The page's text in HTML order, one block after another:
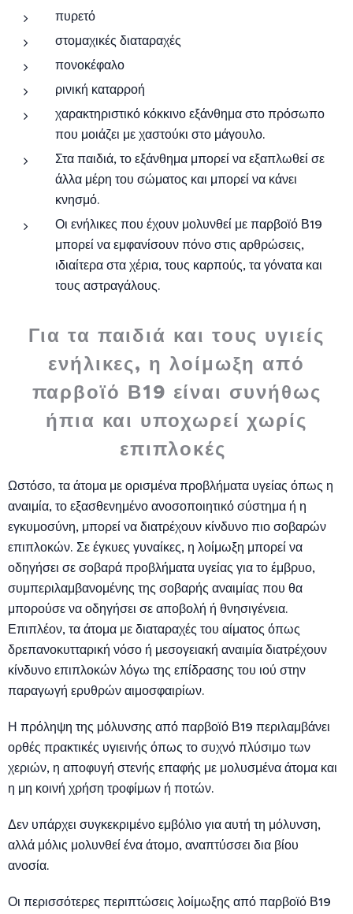
πυρετό
στομαχικές διαταραχές
πονοκέφαλο
ρινική καταρροή
χαρακτηριστικό κόκκινο εξάνθημα στο πρόσωπο
που μοιάζει με χαστούκι στο μάγουλο.
Στα παιδιά, το εξάνθημα μπορεί να εξαπλωθεί σε
άλλα μέρη του σώματος και μπορεί να κάνει
κνησμό.
Οι ενήλικες που έχουν μολυνθεί με παρβοϊό Β19
μπορεί να εμφανίσουν πόνο στις αρθρώσεις,
ιδιαίτερα στα χέρια, τους καρπούς, τα γόνατα και
τους αστραγάλους.
Για τα παιδιά και τους υγιείς
ενήλικες, η λοίμωξη από
παρβοϊό Β19 είναι συνήθως
ήπια και υποχωρεί χωρίς
επιπλοκές
Ωστόσο, τα άτομα με ορισμένα προβλήματα υγείας όπως η
αναιμία, το εξασθενημένο ανοσοποιητικό σύστημα ή η
εγκυμοσύνη, μπορεί να διατρέχουν κίνδυνο πιο σοβαρών
επιπλοκών. Σε έγκυες γυναίκες, η λοίμωξη μπορεί να
οδηγήσει σε σοβαρά προβλήματα υγείας για το έμβρυο,
συμπεριλαμβανομένης της σοβαρής αναιμίας που θα
μπορούσε να οδηγήσει σε αποβολή ή θνησιγένεια.
Επιπλέον, τα άτομα με διαταραχές του αίματος όπως
δρεπανοκυτταρική νόσο ή μεσογειακή αναιμία διατρέχουν
κίνδυνο επιπλοκών λόγω της επίδρασης του ιού στην
παραγωγή ερυθρών αιμοσφαιρίων.
Η πρόληψη της μόλυνσης από παρβοϊό Β19 περιλαμβάνει
ορθές πρακτικές υγιεινής όπως το συχνό πλύσιμο των
χεριών, η αποφυγή στενής επαφής με μολυσμένα άτομα και
η μη κοινή χρήση τροφίμων ή ποτών.
Δεν υπάρχει συγκεκριμένο εμβόλιο για αυτή τη μόλυνση,
αλλά μόλις μολυνθεί ένα άτομο, αναπτύσσει δια βίου
ανοσία.
Οι περισσότερες περιπτώσεις λοίμωξης από παρβοϊό Β19